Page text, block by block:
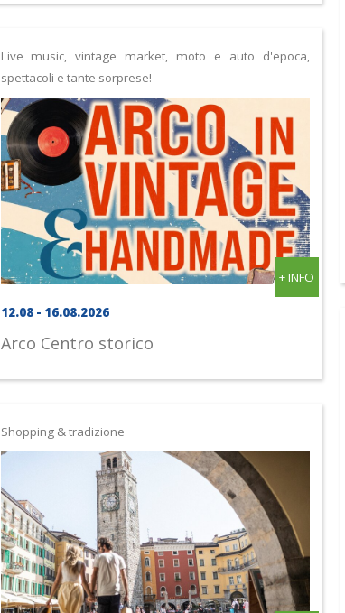
Live music, vintage market, moto e auto d'epoca,
spettacoli e tante sorprese!
+ INFO
12.08 - 16.08.2026
Arco Centro storico
Shopping & tradizione